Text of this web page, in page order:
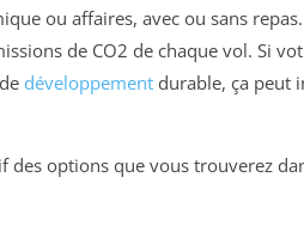
ou affaires, avec ou sans
de CO2 de chaque vol. Si
développement durable, ça peut
des options que vous trouverez